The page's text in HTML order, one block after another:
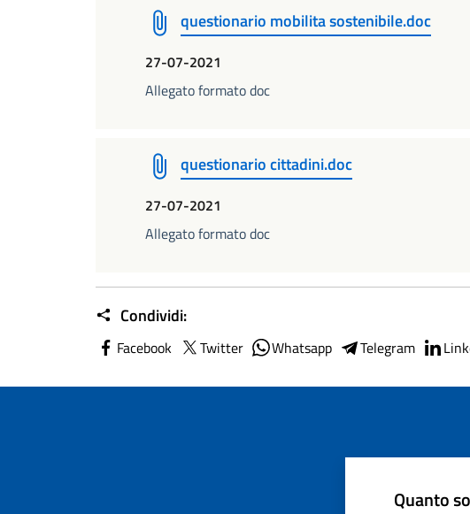
questionario mobilita sostenibile.doc
27-07-2021
Allegato formato doc
questionario cittadini.doc
27-07-2021
Allegato formato doc
Condividi:
Facebook Twitter Whatsapp Telegram
Quanto